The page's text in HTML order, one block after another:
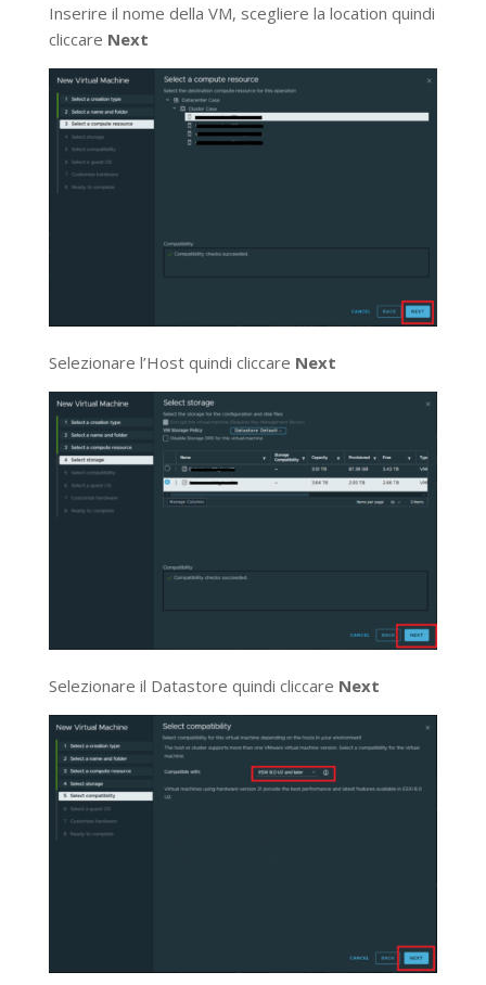
Inserire il nome della VM, scegliere la location quindi
cliccare Next
Selezionare l’Host quindi cliccare Next
Selezionare il Datastore quindi cliccare Next